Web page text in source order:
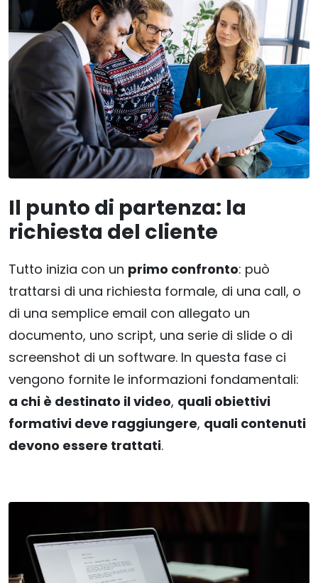
Il punto di partenza: la
richiesta del cliente
Tutto inizia con un primo confronto: può
trattarsi di una richiesta formale, di una call, o
di una semplice email con allegato un
documento, uno script, una serie di slide o di
screenshot di un software. In questa fase ci
vengono fornite le informazioni fondamentali:
a chi è destinato il video, quali obiettivi
formativi deve raggiungere, quali contenuti
devono essere trattati.